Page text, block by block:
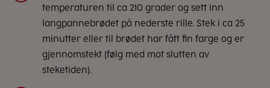
temperaturen til ca 210 grader og sett inn
langpannebrødet på nederste rille. Stek i ca 25
minutter eller til brødet har fått fin farge og er
gjennomstekt (følg med mot slutten av
steketiden).